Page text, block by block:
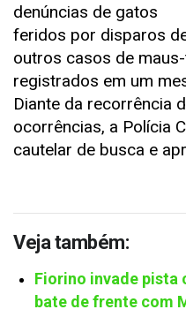
denúncias de gatos
feridos por disparos
outros casos de
registrados em um
Diante da recorrência
ocorrências, a Polícia
cautelar de busca e
Veja também:
Fiorino invade pista
bate de frente com